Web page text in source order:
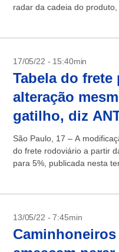
radar da cadeia do produto,
17/05/22 - 15:40min
Tabela do frete
alteração
gatilho, diz
São Paulo, 17 – A
do frete rodoviário a partir
para 5%, publicada nesta
13/05/22 - 7:45min